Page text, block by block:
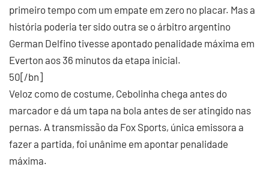
primeiro tempo com um empate em zero no placar. Mas a
história poderia ter sido outra se o árbitro argentino
German Delfino tivesse apontado penalidade máxima em
Everton aos 36 minutos da etapa inicial.
50[/bn]
Veloz como de costume, Cebolinha chega antes do
marcador e dá um tapa na bola antes de ser atingido nas
pernas. A transmissão da Fox Sports, única emissora a
fazer a partida, foi unânime em apontar penalidade
máxima.